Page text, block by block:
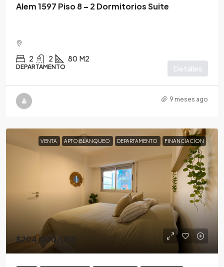
Alem 1597 Piso 8 – 2 Dormitorios Suite
2 2 80 M2
DEPARTAMENTO Detalles
9 meses ago
VENTA APTO BLANQUEO DEPARTAMENTO FINANCIACION
$204,000/USD